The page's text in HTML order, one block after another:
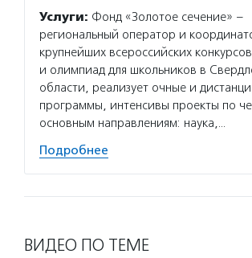
Услуги: Фонд «Золотое сечение» –
региональный оператор и
крупнейших всероссийских конкурсов
и олимпиад для школьников в
области, реализует очные и
программы, интенсивы проекты по
основным направлениям: наука,…
Подробнее
ВИДЕО ПО ТЕМЕ